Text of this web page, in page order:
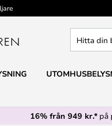
din
16% från 949 kr.* på